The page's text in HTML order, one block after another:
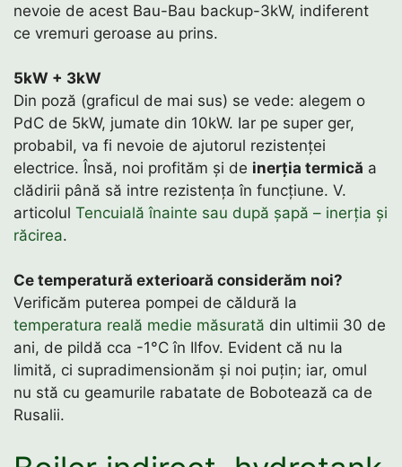
nevoie de acest Bau-Bau backup-3kW, indiferent
ce vremuri geroase au prins.
5kW + 3kW
Din poză (graficul de mai sus) se vede: alegem o
PdC de 5kW, jumate din 10kW. Iar pe super ger,
probabil, va fi nevoie de ajutorul rezistenței
electrice. Însă, noi profităm și de inerția termică a
clădirii până să intre rezistența în funcțiune. V.
articolul Tencuială înainte sau după șapă – inerția și
răcirea.
Ce temperatură exterioară considerăm noi?
Verificăm puterea pompei de căldură la
temperatura reală medie măsurată din ultimii 30 de
ani, de pildă cca -1°C în Ilfov. Evident că nu la
limită, ci supradimensionăm și noi puțin; iar, omul
nu stă cu geamurile rabatate de Bobotează ca de
Rusalii.